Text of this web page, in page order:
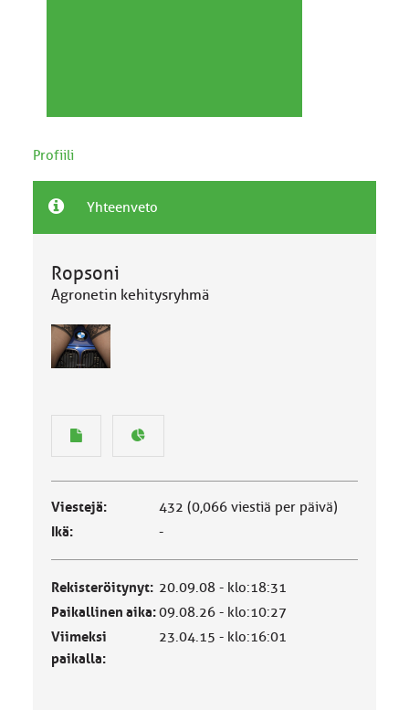
Profiili
Yhteenveto
Ropsoni
Agronetin kehitysryhmä
Viestejä:
432 (0,066 viestiä per päivä)
Ikä:
-
Rekisteröitynyt: 20.09.08 - klo:18:31
Paikallinen aika:09.08.26 - klo:10:27
Viimeksi
paikalla:
23.04.15 - klo:16:01